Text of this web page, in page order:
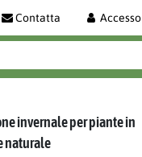
Contatta Accesso
invernale per piante in
naturale